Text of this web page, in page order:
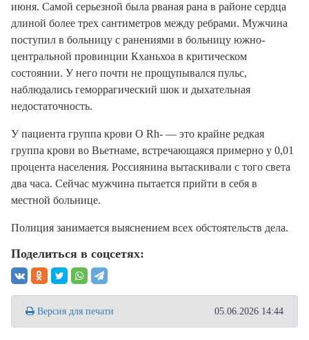
июня. Самой серьезной была рваная рана в районе сердца
длиной более трех сантиметров между ребрами. Мужчина
поступил в больницу с ранениями в больницу южно-
центральной провинции Кханьхоа в критическом
состоянии. У него почти не прощупывался пульс,
наблюдались геморрагический шок и дыхательная
недостаточность.
У пациента группа крови O Rh- — это крайне редкая
группа крови во Вьетнаме, встречающаяся примерно у 0,01
процента населения. Россиянина вытаскивали с того света
два часа. Сейчас мужчина пытается прийти в себя в
местной больнице.
Полиция занимается выяснением всех обстоятельств дела.
Поделиться в соцсетях:
Версия для печати 05.06.2026 14:44